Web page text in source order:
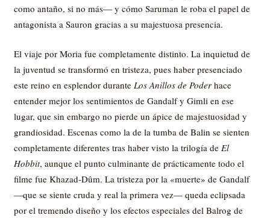
como antaño, si no más— y cómo Saruman le roba el papel de
antagonista a Sauron gracias a su majestuosa presencia.
El viaje por Moria fue completamente distinto. La inquietud de
la juventud se transformó en tristeza, pues haber presenciado
este reino en esplendor durante Los Anillos de Poderhace
entender mejor los sentimientos de Gandalf y Gimli en ese
lugar, que sin embargo no pierde un ápice de majestuosidad y
grandiosidad. Escenas como la de la tumba de Balin se sienten
completamente diferentes tras haber visto la trilogía de El
Hobbit, aunque el punto culminante de prácticamente todo el
filme fue Khazad-Dûm. La tristeza por la «muerte» de Gandalf
—que se siente cruda y real la primera vez— queda eclipsada
por el tremendo diseño y los efectos especiales del Balrog de